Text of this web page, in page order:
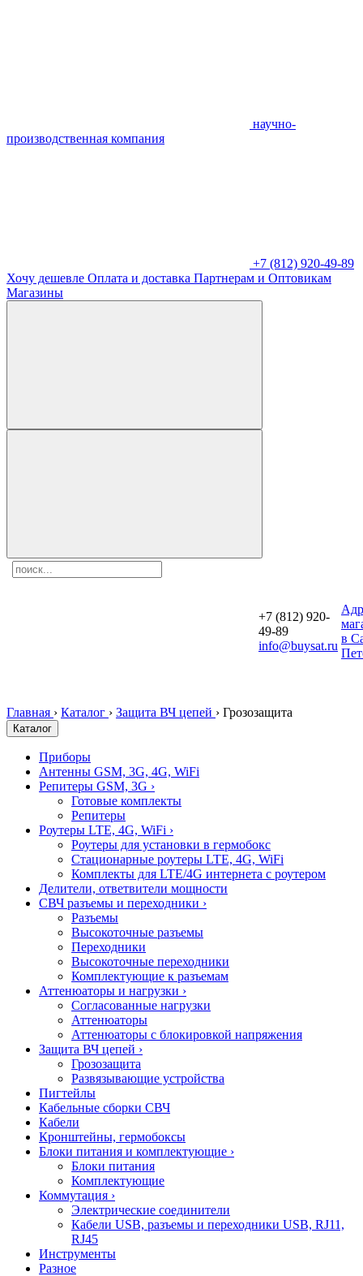
научно-
производственная компания
+7 (812) 920-49-89
Хочу дешевле Оплата и доставка Партнерам и Оптовикам
Магазины
+7 (812) 920-
49-89
info@buysat.ru
в
Главная › Каталог › Защита ВЧ цепей › Грозозащита
Каталог
Приборы
Антенны GSM, 3G, 4G, WiFi
Репитеры GSM, 3G ›
Готовые комплекты
Репитеры
Роутеры LTE, 4G, WiFi ›
Роутеры для установки в гермобокс
Стационарные роутеры LTE, 4G, WiFi
Комплекты для LTE/4G интернета с роутером
Делители, ответвители мощности
СВЧ разъемы и переходники ›
Разъемы
Высокоточные разъемы
Переходники
Высокоточные переходники
Комплектующие к разъемам
Аттенюаторы и нагрузки ›
Согласованные нагрузки
Аттенюаторы
Аттенюаторы с блокировкой напряжения
Защита ВЧ цепей ›
Грозозащита
Развязывающие устройства
Пигтейлы
Кабельные сборки СВЧ
Кабели
Кронштейны, гермобоксы
Блоки питания и комплектующие ›
Блоки питания
Комплектующие
Коммутация ›
Электрические соединители
Кабели USB, разъемы и переходники USB, RJ11,
RJ45
Инструменты
Разное